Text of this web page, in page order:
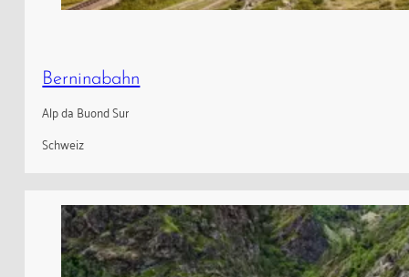
Berninabahn
Alp da Buond Sur
Schweiz